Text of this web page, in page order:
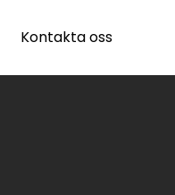
Kontakta oss